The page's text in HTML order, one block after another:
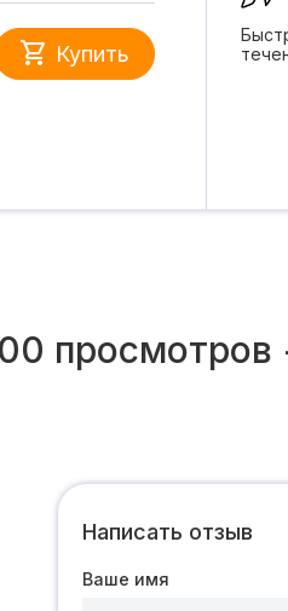
 Купить
Написать отзыв
Ваше имя